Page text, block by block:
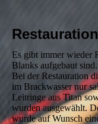
Es gibt immer wieder
Blanks aufgebaut
Bei der Restauration
im Brackwasser nur
Leitringe aus Titan
wurden ausgewählt.
wurde auf Wunsch